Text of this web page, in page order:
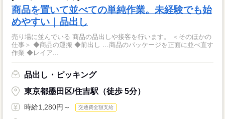
商品を置いて並べての単純作業。未経験でも始
めやすい｜品出し
売り場に並んでいる 商品の品出しや接客を行います。 ＜そのほかの
仕事＞ ◆商品の運搬 ◆前出し …商品のパッケージを正面に並べ直す
作業 ◆レイア...
品出し・ピッキング
東京都墨田区/住吉駅（徒歩 5分）
時給1,280円～ 交通費全額支給